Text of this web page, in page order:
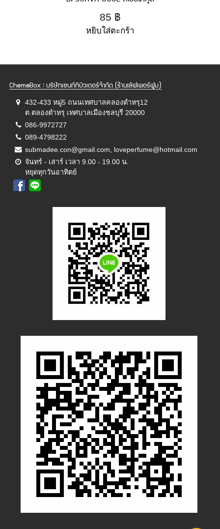
85 ฿
หยิบใส่ตะกร้า
ChemeBox : บริษัทเซนท์ทิบิวเตอร์จำกัด (ร้านเลิฟเพอร์ฟูม)
432-433 หมู่5 ถนนเทศบาลคลองตำหรุ12
ต.ตลองตำหรุ เทศบาลเมืองชลบุรี 20000
086-9972727
089-4798222
submadee.con@gmail.com, loveperfume@hotmail.com
จันทร์ - เสาร์ เวลา 9.00 - 19.00 น.
หยุดทุกวันอาทิตย์